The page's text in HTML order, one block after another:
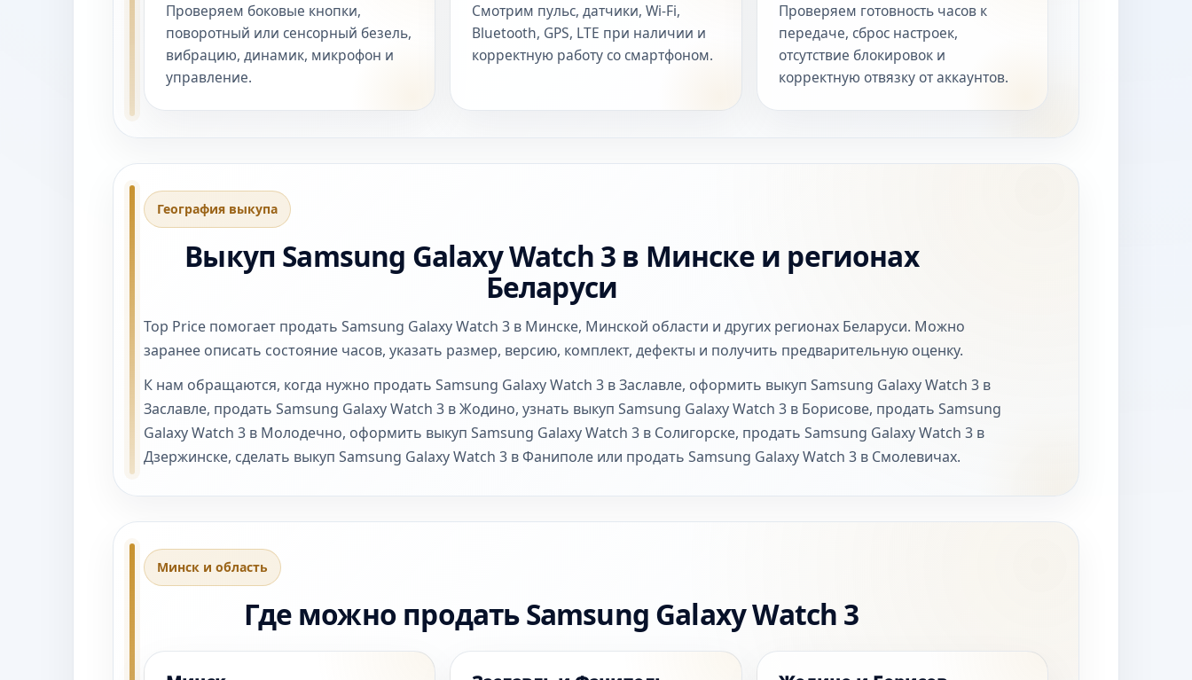
Проверяем боковые кнопки,
поворотный или сенсорный безель,
вибрацию, динамик, микрофон и
управление.
Смотрим пульс, датчики, Wi-Fi,
Bluetooth, GPS, LTE при наличии и
корректную работу со смартфоном.
Проверяем готовность часов к
передаче, сброс настроек,
отсутствие блокировок и
корректную отвязку от аккаунтов.
География выкупа
Выкуп Samsung Galaxy Watch 3 в Минске и регионах
Беларуси
Top Price помогает продать Samsung Galaxy Watch 3 в Минске, Минской области и других регионах Беларуси. Можно
заранее описать состояние часов, указать размер, версию, комплект, дефекты и получить предварительную оценку.
К нам обращаются, когда нужно продать Samsung Galaxy Watch 3 в Заславле, оформить выкуп Samsung Galaxy Watch 3 в
Заславле, продать Samsung Galaxy Watch 3 в Жодино, узнать выкуп Samsung Galaxy Watch 3 в Борисове, продать Samsung
Galaxy Watch 3 в Молодечно, оформить выкуп Samsung Galaxy Watch 3 в Солигорске, продать Samsung Galaxy Watch 3 в
Дзержинске, сделать выкуп Samsung Galaxy Watch 3 в Фаниполе или продать Samsung Galaxy Watch 3 в Смолевичах.
Минск и область
Где можно продать Samsung Galaxy Watch 3